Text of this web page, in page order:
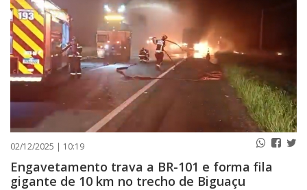
CONTATO
02/12/2025 | 10:19
Engavetamento trava a BR-101 e forma fila
gigante de 10 km no trecho de Biguaçu